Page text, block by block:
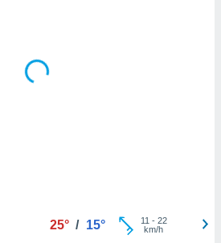
25° / 15° 11 - 22
km/h